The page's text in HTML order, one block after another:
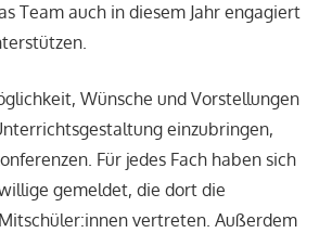
Team auch in diesem Jahr engagiert
Wünsche und Vorstellungen
einzubringen,
Für jedes Fach haben sich
gemeldet, die dort die
vertreten. Außerdem